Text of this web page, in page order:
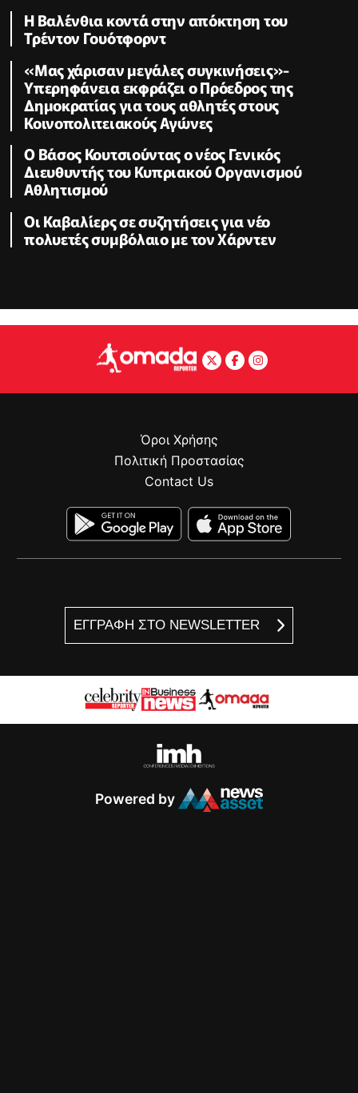
Η Βαλένθια κοντά στην απόκτηση του
Τρέντον Γουότφορντ
«Μας χάρισαν μεγάλες συγκινήσεις»-
Υπερηφάνεια εκφράζει ο Πρόεδρος της
Δημοκρατίας για τους αθλητές στους
Κοινοπολιτειακούς Αγώνες
Ο Βάσος Κουτσιούντας ο νέος Γενικός
Διευθυντής του Κυπριακού Οργανισμού
Αθλητισμού
Οι Καβαλίερς σε συζητήσεις για νέο
πολυετές συμβόλαιο με τον Χάρντεν
ΕΓΓΡΑΦΗ ΣΤΟ NEWSLETTER
Όροι Χρήσης
Πολιτική Προστασίας
Contact Us
Powered by